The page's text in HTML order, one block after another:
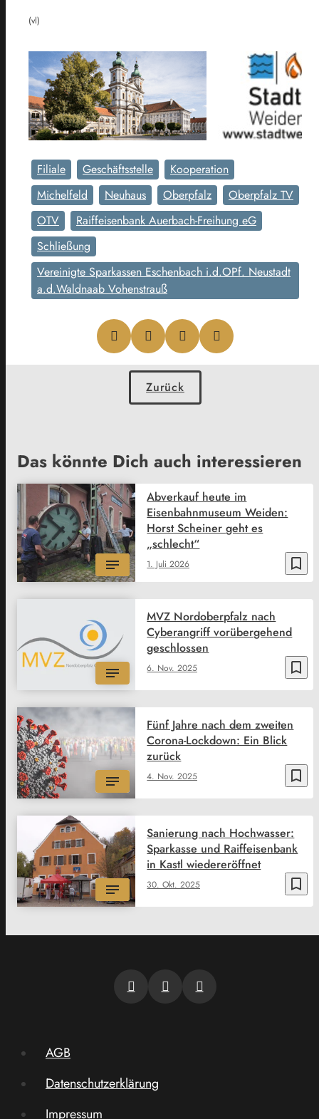
(vl)
Filiale Geschäftsstelle
Kooperation
Michelfeld
Neuhaus Oberpfalz
Oberpfalz TV
OTV
Raiffeisenbank Auerbach-Freihung eG
Schließung
Vereinigte Sparkassen Eschenbach i.d.OPf. Neustadt
a.d.Waldnaab Vohenstrauß
Zurück
Das könnte Dich auch interessieren
bookmark_border
1. Juli 2026
Abverkauf heute im
Eisenbahnmuseum Weiden:
Horst Scheiner geht es
„schlecht“
bookmark_border
6. Nov. 2025
MVZ Nordoberpfalz nach
Cyberangriff vorübergehend
geschlossen
bookmark_border
4. Nov. 2025
Fünf Jahre nach dem zweiten
Corona-Lockdown: Ein Blick
zurück
bookmark_border
30. Okt. 2025
Sanierung nach Hochwasser:
Sparkasse und Raiffeisenbank
in Kastl wiedereröffnet
AGB
Datenschutzerklärung
Impressum